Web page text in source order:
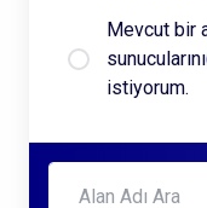
Mevcut bir
istiyorum.